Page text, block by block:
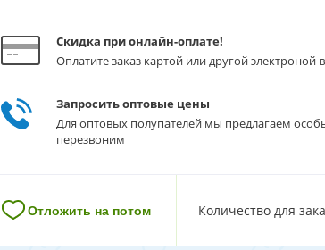
Скидка при онлайн-оплате!
Оплатите заказ картой или другой
Запросить оптовые цены
Для оптовых полупателей мы предлагаем
перезвоним
Отложить на потом Количество для